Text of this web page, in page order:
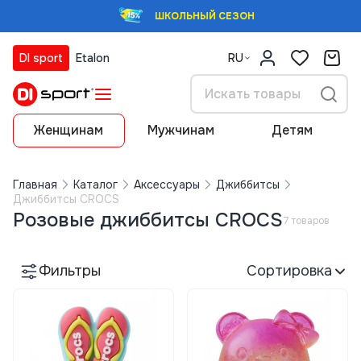
ШКОЛЬНЫЙ СЕЗОН
DI sport Etalon RU
Женщинам Мужчинам Детям
Главная Каталог Аксессуары
Джиббитсы
Джиббитсы CROCS
Розовые джиббитсы CROCS7 товаров
Фильтры Сортировка